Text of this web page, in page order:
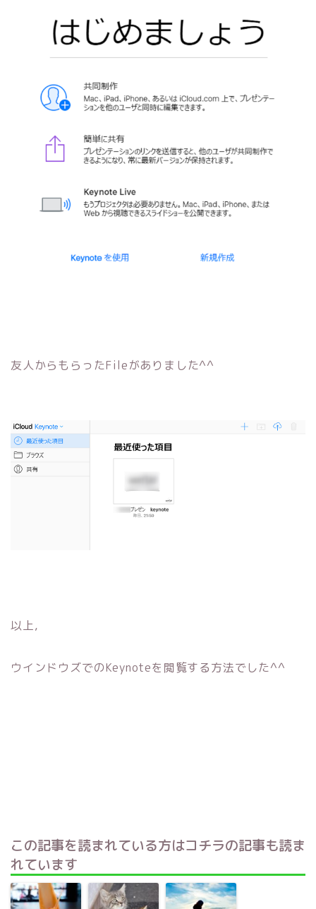
友人からもらったFileがありました^^
以上,
ウインドウズでのKeynoteを閲覧する方法でした^^
この記事を読まれている方はコチラの記事も読ま
れています